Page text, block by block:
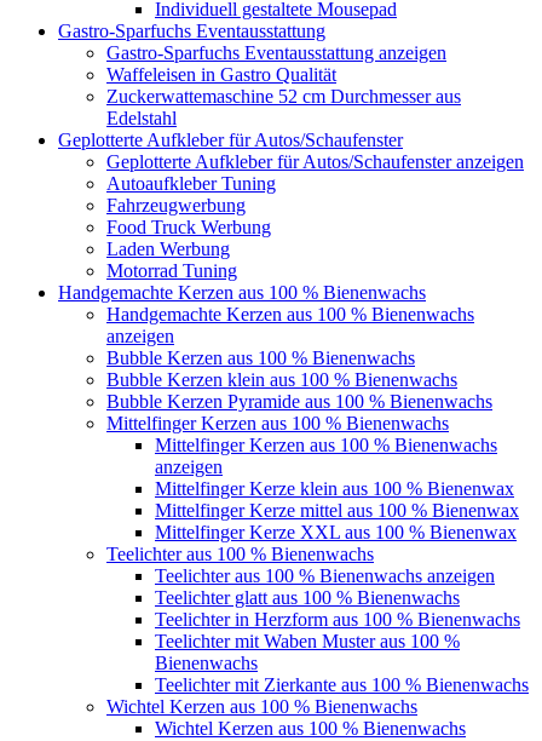
Individuell gestaltete Mousepad
Gastro-Sparfuchs Eventausstattung
Gastro-Sparfuchs Eventausstattung anzeigen
Waffeleisen in Gastro Qualität
Zuckerwattemaschine 52 cm Durchmesser aus
Edelstahl
Geplotterte Aufkleber für Autos/Schaufenster
Geplotterte Aufkleber für Autos/Schaufenster anzeigen
Autoaufkleber Tuning
Fahrzeugwerbung
Food Truck Werbung
Laden Werbung
Motorrad Tuning
Handgemachte Kerzen aus 100 % Bienenwachs
Handgemachte Kerzen aus 100 % Bienenwachs
anzeigen
Bubble Kerzen aus 100 % Bienenwachs
Bubble Kerzen klein aus 100 % Bienenwachs
Bubble Kerzen Pyramide aus 100 % Bienenwachs
Mittelfinger Kerzen aus 100 % Bienenwachs
Mittelfinger Kerzen aus 100 % Bienenwachs
anzeigen
Mittelfinger Kerze klein aus 100 % Bienenwax
Mittelfinger Kerze mittel aus 100 % Bienenwax
Mittelfinger Kerze XXL aus 100 % Bienenwax
Teelichter aus 100 % Bienenwachs
Teelichter aus 100 % Bienenwachs anzeigen
Teelichter glatt aus 100 % Bienenwachs
Teelichter in Herzform aus 100 % Bienenwachs
Teelichter mit Waben Muster aus 100 %
Bienenwachs
Teelichter mit Zierkante aus 100 % Bienenwachs
Wichtel Kerzen aus 100 % Bienenwachs
Wichtel Kerzen aus 100 % Bienenwachs